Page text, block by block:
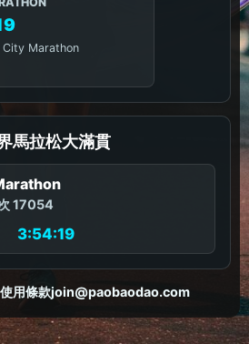
City Marathon
馬拉松大滿貫
17054
3:54:19
使用條款join@paobaodao.com